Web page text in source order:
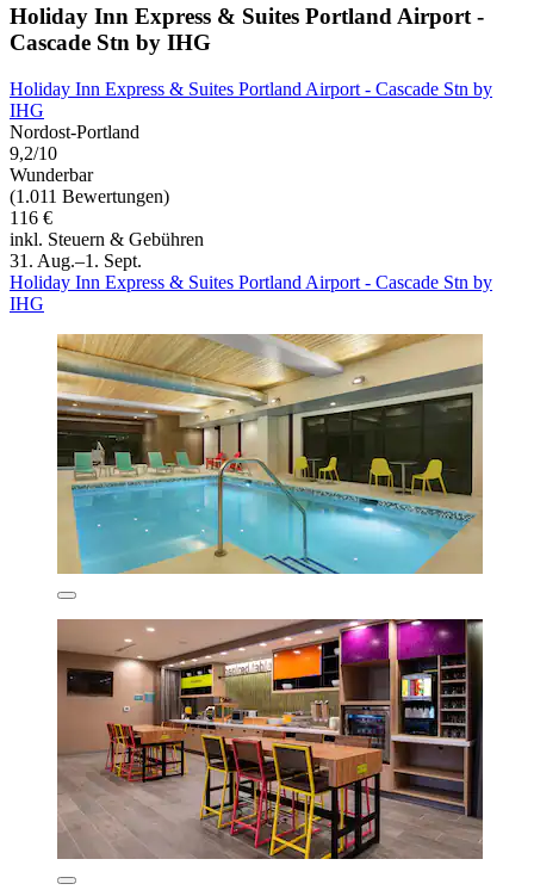
Holiday Inn Express & Suites Portland Airport -
Cascade Stn by IHG
Holiday Inn Express & Suites Portland Airport - Cascade Stn by
IHG
Nordost-Portland
9,2/10
Wunderbar
(1.011 Bewertungen)
116 €
inkl. Steuern & Gebühren
31. Aug.–1. Sept.
Holiday Inn Express & Suites Portland Airport - Cascade Stn by
IHG